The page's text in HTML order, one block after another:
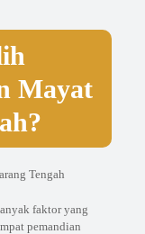
Mayat
faktor yang
pemandian